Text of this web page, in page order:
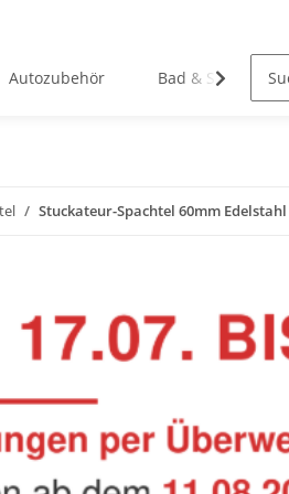
Autozubehör Bad & Sanitär
Stuckateur-Spachtel 60mm